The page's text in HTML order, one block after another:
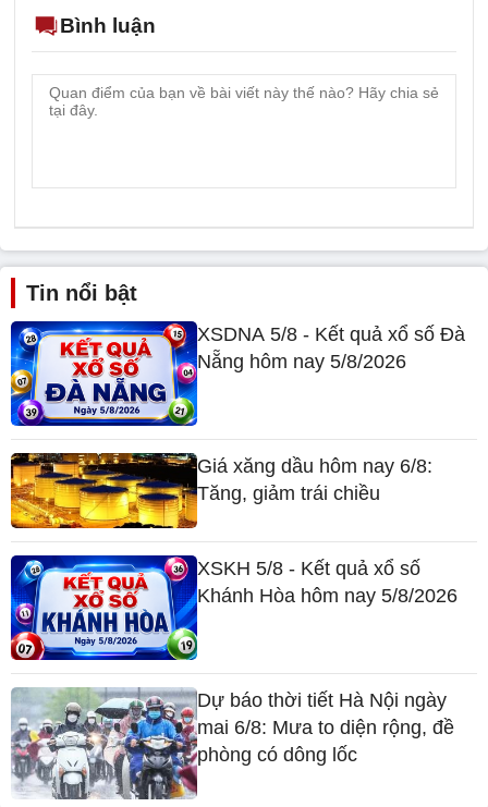
Bình luận
Tin nổi bật
XSDNA 5/8 - Kết quả xổ số Đà
Nẵng hôm nay 5/8/2026
Giá xăng dầu hôm nay 6/8:
Tăng, giảm trái chiều
XSKH 5/8 - Kết quả xổ số
Khánh Hòa hôm nay 5/8/2026
Dự báo thời tiết Hà Nội ngày
mai 6/8: Mưa to diện rộng, đề
phòng có dông lốc